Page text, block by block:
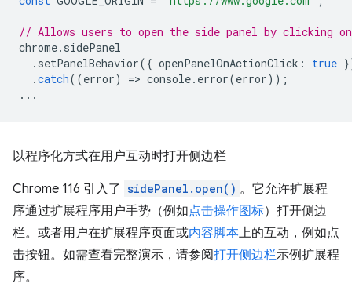
// Allows users to open the side panel by clicking
chrome. sidePanel
. setPanelBehavior({ openPanelOnActionClick : true
.catch((error) => console. error(error));
...
以程序化方式在用户互动时打开侧边栏
Chrome 116 引入了 sidePanel.open() 。它允许扩展程
序通过扩展程序用户手势（例如点击操作图标）打开侧边
栏。或者用户在扩展程序页面或内容脚本上的互动，例如点
击按钮。如需查看完整演示，请参阅打开侧边栏示例扩展程
序。